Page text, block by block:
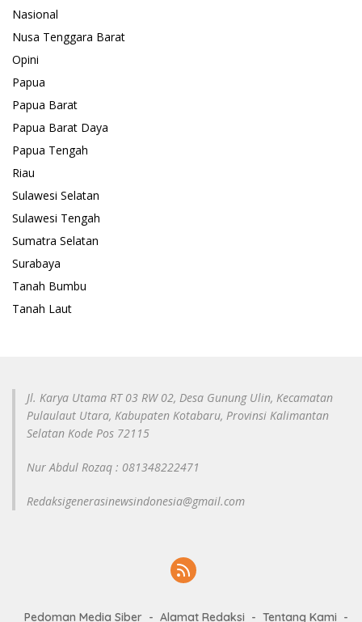
Nasional
Nusa Tenggara Barat
Opini
Papua
Papua Barat
Papua Barat Daya
Papua Tengah
Riau
Sulawesi Selatan
Sulawesi Tengah
Sumatra Selatan
Surabaya
Tanah Bumbu
Tanah Laut
Jl. Karya Utama RT 03 RW 02, Desa Gunung Ulin, Kecamatan
Pulaulaut Utara, Kabupaten Kotabaru, Provinsi Kalimantan
Selatan Kode Pos 72115
Nur Abdul Rozaq : 081348222471
Redaksigenerasinewsindonesia@gmail.com
Pedoman Media Siber Alamat Redaksi Tentang Kami